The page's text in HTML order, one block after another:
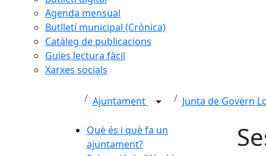
Agenda mensual
Butlletí municipal (Crònica)
Catàleg de publicacions
Guies lectura fàcil
Xarxes socials
Ajuntament Junta de Govern
Què és i què fa un
ajuntament?